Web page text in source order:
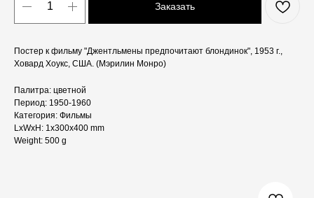
Заказать
Постер к фильму "Джентльмены предпочитают блондинок", 1953 г.,
Ховард Хоукс, США. (Мэрилин Монро)
Палитра: цветной
Период: 1950-1960
Категория: Фильмы
LxWxH: 1x300x400 mm
Weight: 500 g